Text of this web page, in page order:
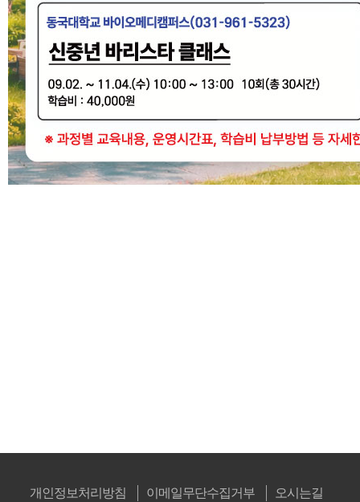
개인정보처리방침 이메일무단수집거부 오시는길